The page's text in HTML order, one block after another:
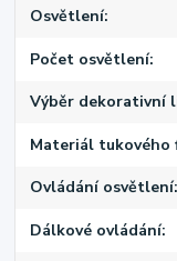
Osvětlení
Počet osvětlení
Výběr dekorativní
Materiál
Ovládání osvětlení
Dálkové ovládání